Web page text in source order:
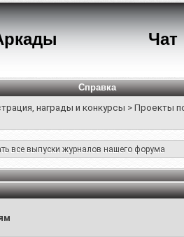
Чат
Справка
награды и конкурсы > Проекты
все выпуски журналов нашего форума